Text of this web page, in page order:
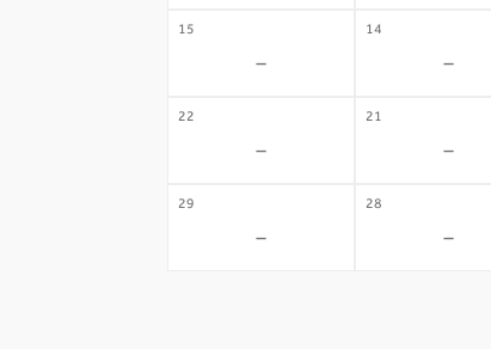
14
-
15
-
21
-
22
-
28
-
29
-